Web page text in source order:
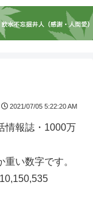
2021/07/05 5:22:20 AM
情報誌・1000万
い数字です。